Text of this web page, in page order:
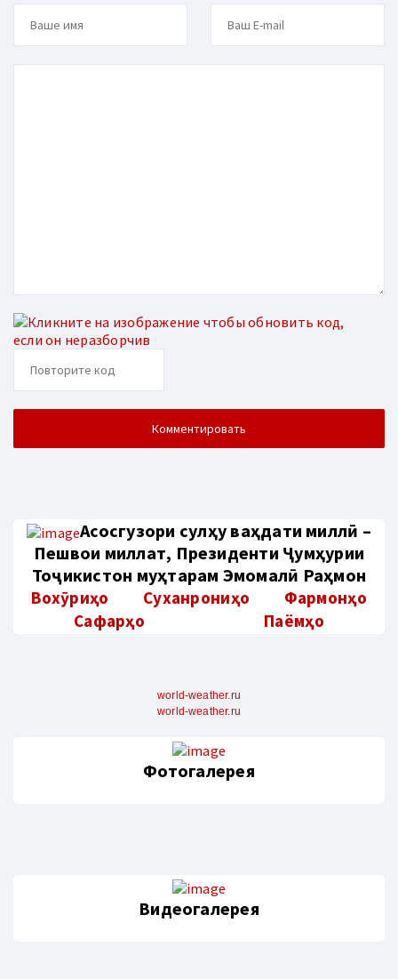
Aсосгузори сулҳу ваҳдати миллӣ –
Пешвои миллат, Президенти Ҷумҳурии
Тоҷикистон муҳтарам Эмомалӣ Раҳмон
Вохӯриҳо Суханрониҳо
Фармонҳо
Сафарҳо
Паёмҳо
world-weather.ru
world-weather.ru
Фотогалерея
Видеогалерея